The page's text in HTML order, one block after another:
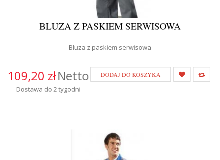
BLUZA Z PASKIEM SERWISOWA
Bluza z paskiem serwisowa
109,20 złNetto
Dostawa do 2 tygodni
DODAJ DO KOSZYKA